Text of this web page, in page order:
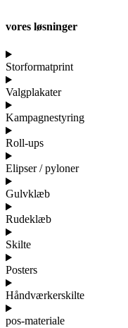
vores løsninger
Storformatprint
Valgplakater
Kampagnestyring
Roll-ups
Elipser / pyloner
Gulvklæb
Rudeklæb
Skilte
Posters
Håndværkerskilte
pos-materiale